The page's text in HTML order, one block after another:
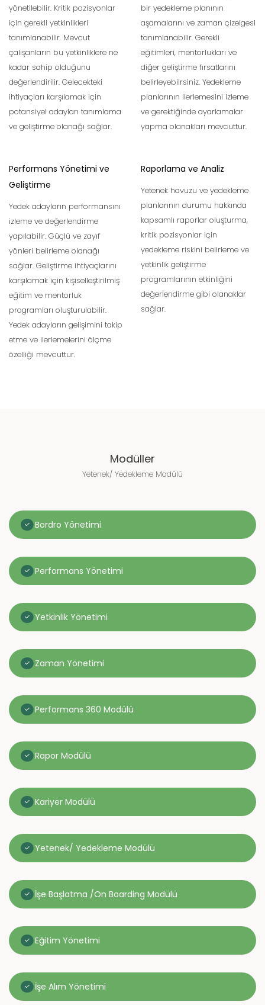
yönetilebilir. Kritik pozisyonlar
için gerekli yetkinlikleri
tanımlanabilir. Mevcut
çalışanların bu yetkinliklere ne
kadar sahip olduğunu
değerlendirilir. Gelecekteki
ihtiyaçları karşılamak için
potansiyel adayları tanımlama
ve geliştirme olanağı sağlar.
bir yedekleme planının
aşamalarını ve zaman çizelgesi
tanımlanabilir. Gerekli
eğitimleri, mentorlukları ve
diğer geliştirme fırsatlarını
belirleyebilrsiniz. Yedekleme
planlarının ilerlemesini izleme
ve gerektiğinde ayarlamalar
yapma olanakları mevcuttur.
Performans Yönetimi ve
Geliştirme
Yedek adayların performansını
izleme ve değerlendirme
yapılabilir. Güçlü ve zayıf
yönleri belirleme olanağı
sağlar. Geliştirme ihtiyaçlarını
karşılamak için kişiselleştirilmiş
eğitim ve mentorluk
programları oluşturulabilir.
Yedek adayların gelişimini takip
etme ve ilerlemelerini ölçme
özelliği mevcuttur.
Raporlama ve Analiz
Yetenek havuzu ve yedekleme
planlarının durumu hakkında
kapsamlı raporlar oluşturma,
kritik pozisyonlar için
yedekleme riskini belirleme ve
yetkinlik geliştirme
programlarının etkinliğini
değerlendirme gibi olanaklar
sağlar.
Modüller
Yetenek/ Yedekleme Modülü
Bordro Yönetimi
Performans Yönetimi
Yetkinlik Yönetimi
Zaman Yönetimi
Performans 360 Modülü
Rapor Modülü
Kariyer Modülü
Yetenek/ Yedekleme Modülü
İşe Başlatma /On Boarding Modülü
Eğitim Yönetimi
İşe Alım Yönetimi